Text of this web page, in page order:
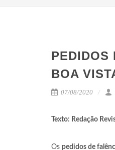
PEDIDOS
BOA
07/08/2020
Texto: Redação
Os pedidos de